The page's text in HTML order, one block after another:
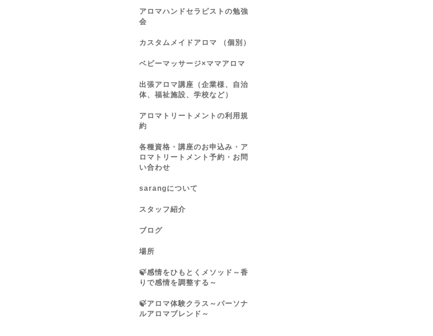
アロマハンドセラピストの勉強
会
カスタムメイドアロマ （個別）
ベビーマッサージ×ママアロマ
出張アロマ講座（企業様、自治
体、福祉施設、学校など）
アロマトリートメントの利用規
約
各種資格・講座のお申込み・ア
ロマトリートメント予約・お問
い合わせ
sarangについて
スタッフ紹介
ブログ
場所
🍃感情をひもとくメソッド～香
りで感情を調整する～
🍃アロマ体験クラス～パーソナ
ルアロマブレンド～